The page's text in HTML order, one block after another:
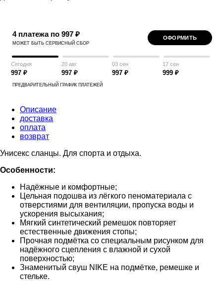
4 платежа по 997 ₽
МОЖЕТ БЫТЬ СЕРВИСНЫЙ СБОР
ОФОРМИТЬ
Сегодня
997 ₽
20 авг
997 ₽
03 сен
997 ₽
17 сен
999 ₽
ПРЕДВАРИТЕЛЬНЫЙ ГРАФИК ПЛАТЕЖЕЙ
Описание
доставка
оплата
возврат
Унисекс сланцы. Для спорта и отдыха.
Особенности:
Надёжные и комфортные;
Цельная подошва из лёгкого пеноматериала с
отверстиями для вентиляции, пропуска воды и
ускорения высыхания;
Мягкий синтетический ремешок повторяет
естественные движения стопы;
Прочная подмётка со специальным рисунком для
надёжного сцепления с влажной и сухой
поверхностью;
Знаменитый свуш NIKE на подмётке, ремешке и
стельке.